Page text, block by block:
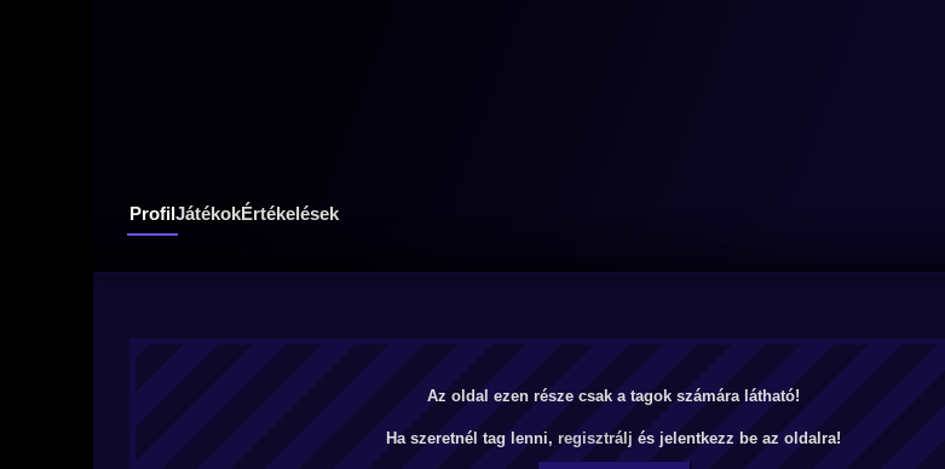
ProfilJátékokÉrtékelések
Az oldal ezen része csak a tagok számára látható!
Ha szeretnél tag lenni, regisztrálj és jelentkezz be az oldalra!